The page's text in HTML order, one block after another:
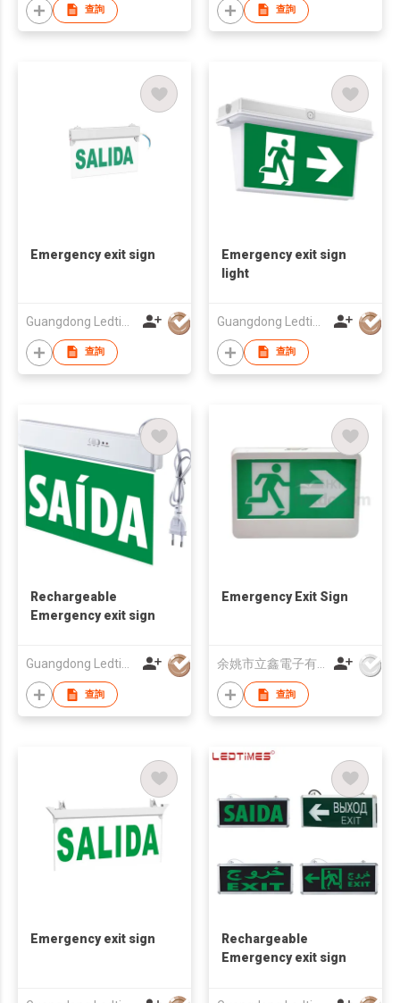
查詢 查詢
Emergency exit sign
查詢
Emergency exit sign
light
查詢
Rechargeable
Emergency exit sign
查詢
Emergency Exit Sign
查詢
Emergency exit sign
Rechargeable
Emergency exit sign